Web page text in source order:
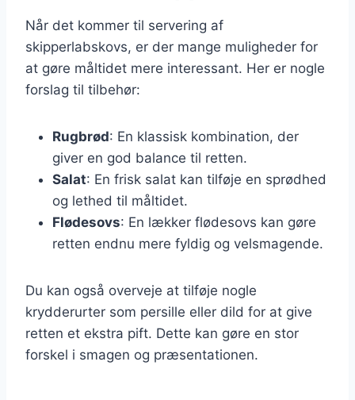
Når det kommer til servering af
skipperlabskovs, er der mange muligheder for
at gøre måltidet mere interessant. Her er nogle
forslag til tilbehør:
Rugbrød: En klassisk kombination, der
giver en god balance til retten.
Salat: En frisk salat kan tilføje en sprødhed
og lethed til måltidet.
Flødesovs: En lækker flødesovs kan gøre
retten endnu mere fyldig og velsmagende.
Du kan også overveje at tilføje nogle
krydderurter som persille eller dild for at give
retten et ekstra pift. Dette kan gøre en stor
forskel i smagen og præsentationen.